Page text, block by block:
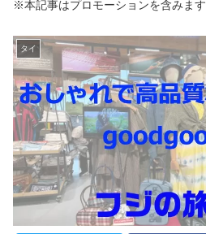
※本記事はプロモーションを含みます
タイ